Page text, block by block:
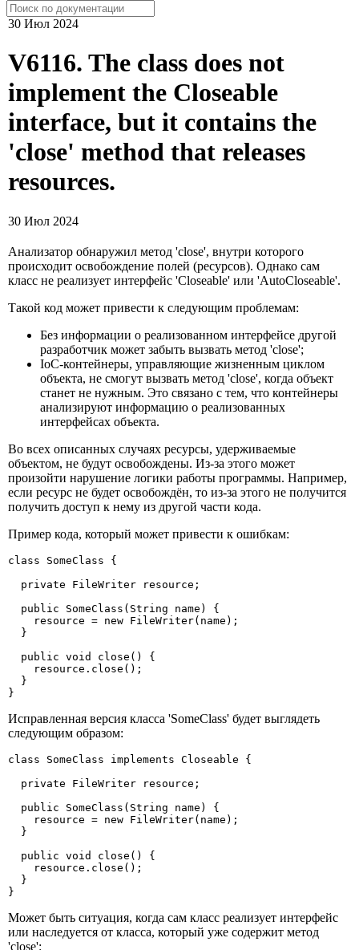
30 Июл 2024
V6116. The class does not
implement the Closeable
interface, but it contains the
'close' method that releases
resources.
30 Июл 2024
Анализатор обнаружил метод 'close', внутри которого
происходит освобождение полей (ресурсов). Однако сам
класс не реализует интерфейс 'Closeable' или 'AutoCloseable'.
Такой код может привести к следующим проблемам:
Без информации о реализованном интерфейсе другой
разработчик может забыть вызвать метод 'close';
IoC-контейнеры, управляющие жизненным циклом
объекта, не смогут вызвать метод 'close', когда объект
станет не нужным. Это связано с тем, что контейнеры
анализируют информацию о реализованных
интерфейсах объекта.
Во всех описанных случаях ресурсы, удерживаемые
объектом, не будут освобождены. Из-за этого может
произойти нарушение логики работы программы. Например,
если ресурс не будет освобождён, то из-за этого не получится
получить доступ к нему из другой части кода.
Пример кода, который может привести к ошибкам:
сlass SomeClass {
  private FileWriter resource;
  public SomeClass(String name) {
    resource = new FileWriter(name);
  }
  public void close() {
    resource.close();
  }
}
Исправленная версия класса 'SomeClass' будет выглядеть
следующим образом:
сlass SomeClass implements Closeable {
  private FileWriter resource;
  public SomeClass(String name) {
    resource = new FileWriter(name);
  }
  public void close() {
    resource.close();
  }
}
Может быть ситуация, когда сам класс реализует интерфейс
или наследуется от класса, который уже содержит метод
'close':